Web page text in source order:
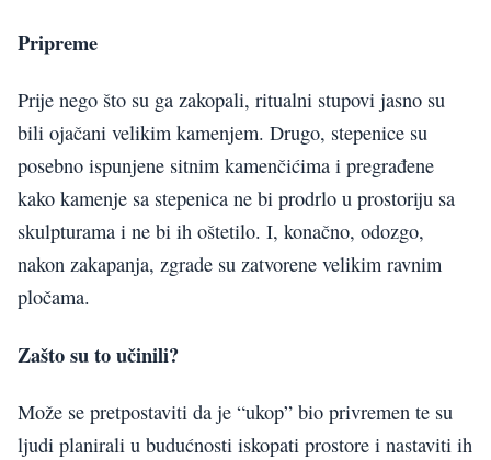
Pripreme
Prije nego što su ga zakopali, ritualni stupovi jasno su
bili ojačani velikim kamenjem. Drugo, stepenice su
posebno ispunjene sitnim kamenčićima i pregrađene
kako kamenje sa stepenica ne bi prodrlo u prostoriju sa
skulpturama i ne bi ih oštetilo. I, konačno, odozgo,
nakon zakapanja, zgrade su zatvorene velikim ravnim
pločama.
Zašto su to učinili?
Može se pretpostaviti da je “ukop” bio privremen te su
ljudi planirali u budućnosti iskopati prostore i nastaviti ih